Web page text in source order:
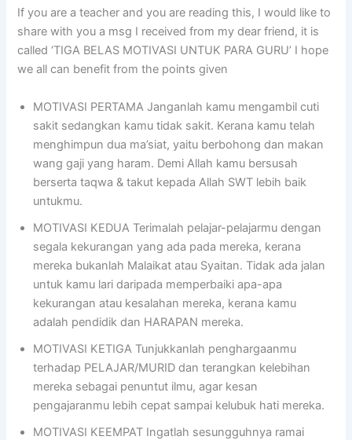
If you are a teacher and you are reading this, I would like to
share with you a msg I received from my dear friend, it is
called ‘TIGA BELAS MOTIVASI UNTUK PARA GURU’ I hope
we all can benefit from the points given
MOTIVASI PERTAMA Janganlah kamu mengambil cuti
sakit sedangkan kamu tidak sakit. Kerana kamu telah
menghimpun dua ma’siat, yaitu berbohong dan makan
wang gaji yang haram. Demi Allah kamu bersusah
berserta taqwa & takut kepada Allah SWT lebih baik
untukmu.
MOTIVASI KEDUA Terimalah pelajar-pelajarmu dengan
segala kekurangan yang ada pada mereka, kerana
mereka bukanlah Malaikat atau Syaitan. Tidak ada jalan
untuk kamu lari daripada memperbaiki apa-apa
kekurangan atau kesalahan mereka, kerana kamu
adalah pendidik dan HARAPAN mereka.
MOTIVASI KETIGA Tunjukkanlah penghargaanmu
terhadap PELAJAR/MURID dan terangkan kelebihan
mereka sebagai penuntut ilmu, agar kesan
pengajaranmu lebih cepat sampai kelubuk hati mereka.
MOTIVASI KEEMPAT Ingatlah sesungguhnya ramai